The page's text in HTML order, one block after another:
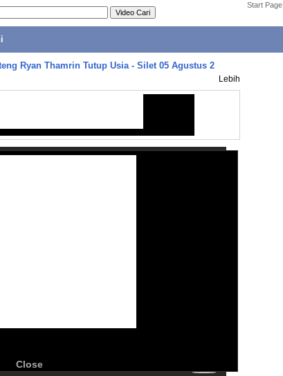
Start Page
Ryan Thamrin Tutup Usia - Silet 05 Agustus 2
Lebih
Close